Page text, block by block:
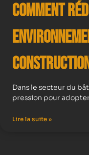
Comment
Dans le secteur du
pression pour
Lire la suite »